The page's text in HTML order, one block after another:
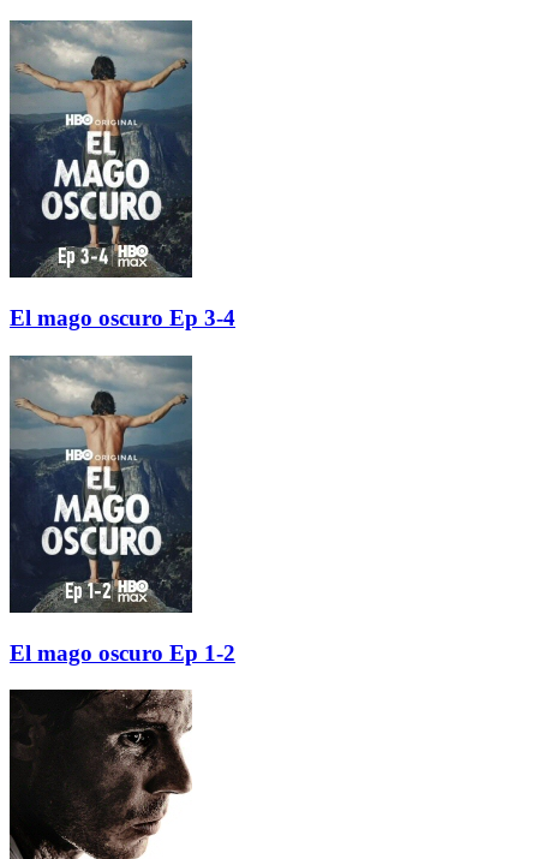
El mago oscuro Ep 3-4
El mago oscuro Ep 1-2